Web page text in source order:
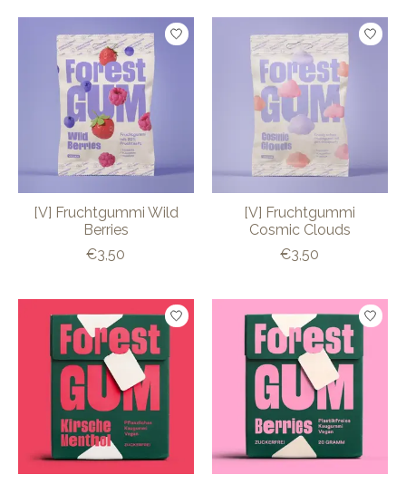
[V] Fruchtgummi Wild
Berries
€3,50
[V] Fruchtgummi
Cosmic Clouds
€3,50